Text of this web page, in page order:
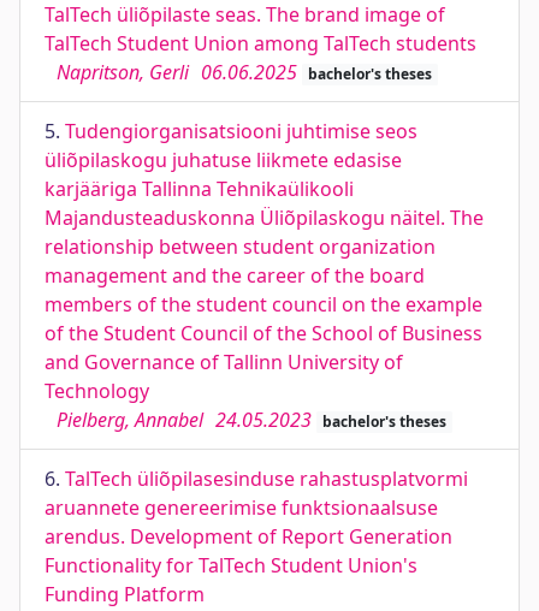
TalTech üliõpilaste seas. The brand image of
TalTech Student Union among TalTech students
Napritson, Gerli 06.06.2025 bachelor's theses
5. Tudengiorganisatsiooni juhtimise seos
üliõpilaskogu juhatuse liikmete edasise
karjääriga Tallinna Tehnikaülikooli
Majandusteaduskonna Üliõpilaskogu näitel. The
relationship between student organization
management and the career of the board
members of the student council on the example
of the Student Council of the School of Business
and Governance of Tallinn University of
Technology
Pielberg, Annabel 24.05.2023 bachelor's theses
6. TalTech üliõpilasesinduse rahastusplatvormi
aruannete genereerimise funktsionaalsuse
arendus. Development of Report Generation
Functionality for TalTech Student Union's
Funding Platform